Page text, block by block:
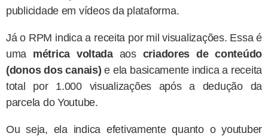
publicidade em vídeos da plataforma.
Já o RPM indica a receita por mil visualizações. Essa é
uma métrica voltada aos criadores de conteúdo
(donos dos canais) e ela basicamente indica a receita
total por 1.000 visualizações após a dedução da
parcela do Youtube.
Ou seja, ela indica efetivamente quanto o youtuber